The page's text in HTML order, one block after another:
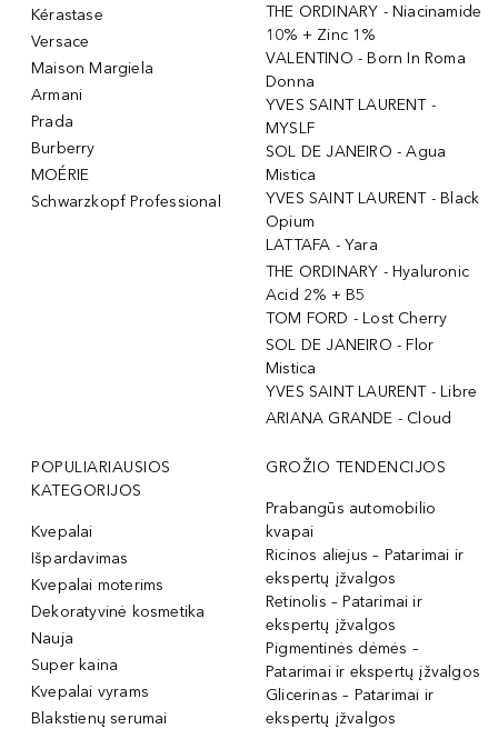
Kérastase
Versace
Maison Margiela
Armani
Prada
Burberry
MOÉRIE
Schwarzkopf Professional
THE ORDINARY - Niacinamide
10% + Zinc 1%
VALENTINO - Born In Roma
Donna
YVES SAINT LAURENT -
MYSLF
SOL DE JANEIRO - Agua
Mistica
YVES SAINT LAURENT - Black
Opium
LATTAFA - Yara
THE ORDINARY - Hyaluronic
Acid 2% + B5
TOM FORD - Lost Cherry
SOL DE JANEIRO - Flor
Mistica
YVES SAINT LAURENT - Libre
ARIANA GRANDE - Cloud
POPULIARIAUSIOS
KATEGORIJOS
Kvepalai
Išpardavimas
Kvepalai moterims
Dekoratyvinė kosmetika
Nauja
Super kaina
Kvepalai vyrams
Blakstienų serumai
GROŽIO TENDENCIJOS
Prabangūs automobilio
kvapai
Ricinos aliejus – Patarimai ir
ekspertų įžvalgos
Retinolis – Patarimai ir
ekspertų įžvalgos
Pigmentinės dėmės –
Patarimai ir ekspertų įžvalgos
Glicerinas – Patarimai ir
ekspertų įžvalgos